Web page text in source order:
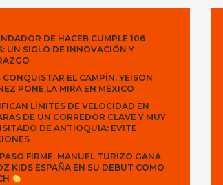
DE HACEB CUMPLE 106
UN SIGLO DE INNOVACIÓN Y
CONQUISTAR EL CAMPÍN, YEISON
PONE LA MIRA EN MÉXICO
LÍMITES DE VELOCIDAD EN
DE UN CORREDOR CLAVE Y MUY
DE ANTIOQUIA: EVITE
FIRME: MANUEL TURIZO GANA
KIDS ESPAÑA EN SU DEBUT COMO